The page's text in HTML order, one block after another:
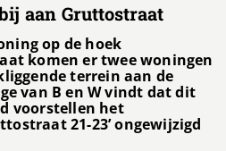
aan Gruttostraat
op de hoek
komen er twee woningen
terrein aan de
van B en W vindt dat dit
voorstellen het
21-23’ ongewijzigd